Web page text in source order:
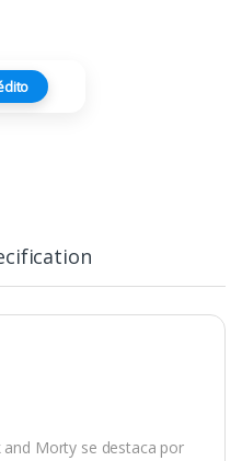
and Morty se destaca por